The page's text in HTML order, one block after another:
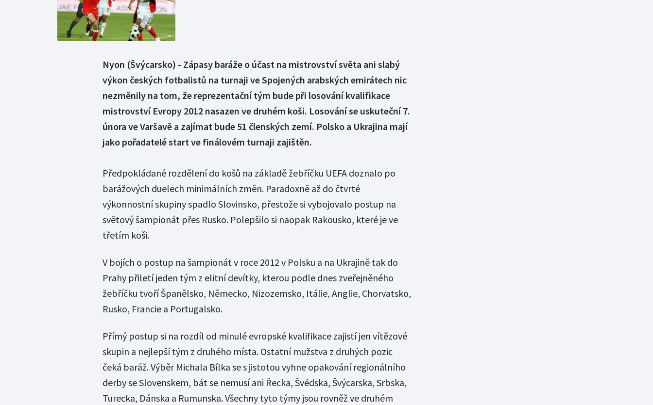
Nyon (Švýcarsko) - Zápasy baráže o účast na mistrovství světa ani slabý
výkon českých fotbalistů na turnaji ve Spojených arabských emirátech nic
nezměnily na tom, že reprezentační tým bude při losování kvalifikace
mistrovství Evropy 2012 nasazen ve druhém koši. Losování se uskuteční 7.
února ve Varšavě a zajímat bude 51 členských zemí. Polsko a Ukrajina mají
jako pořadatelé start ve finálovém turnaji zajištěn.
Předpokládané rozdělení do košů na základě žebříčku UEFA doznalo po
barážových duelech minimálních změn. Paradoxně až do čtvrté
výkonnostní skupiny spadlo Slovinsko, přestože si vybojovalo postup na
světový šampionát přes Rusko. Polepšilo si naopak Rakousko, které je ve
třetím koši.
V bojích o postup na šampionát v roce 2012 v Polsku a na Ukrajině tak do
Prahy přiletí jeden tým z elitní devítky, kterou podle dnes zveřejněného
žebříčku tvoří Španělsko, Německo, Nizozemsko, Itálie, Anglie, Chorvatsko,
Rusko, Francie a Portugalsko.
Přímý postup si na rozdíl od minulé evropské kvalifikace zajistí jen vítězové
skupin a nejlepší tým z druhého místa. Ostatní mužstva z druhých pozic
čeká baráž. Výběr Michala Bílka se s jistotou vyhne opakování regionálního
derby se Slovenskem, bát se nemusí ani Řecka, Švédska, Švýcarska, Srbska,
Turecka, Dánska a Rumunska. Všechny tyto týmy jsou rovněž ve druhém